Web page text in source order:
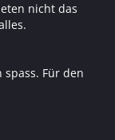
nicht das
Für den